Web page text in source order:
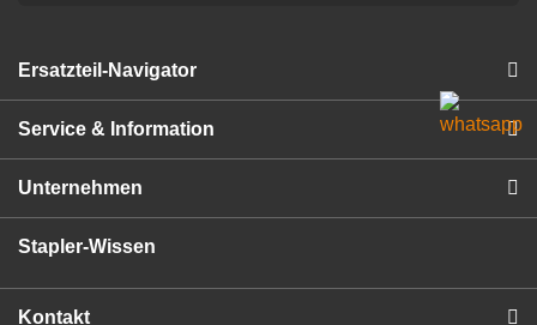
Ersatzteil-Navigator
Service & Information
Unternehmen
Stapler-Wissen
Kontakt